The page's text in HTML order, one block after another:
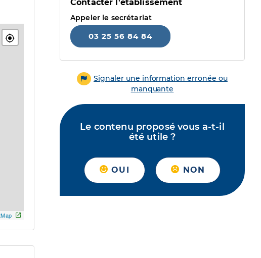
Contacter l'établissement
Appeler le secrétariat
03 25 56 84 84
Signaler une information erronée ou
manquante
Le contenu proposé vous a-t-il
été utile ?
OUI NON